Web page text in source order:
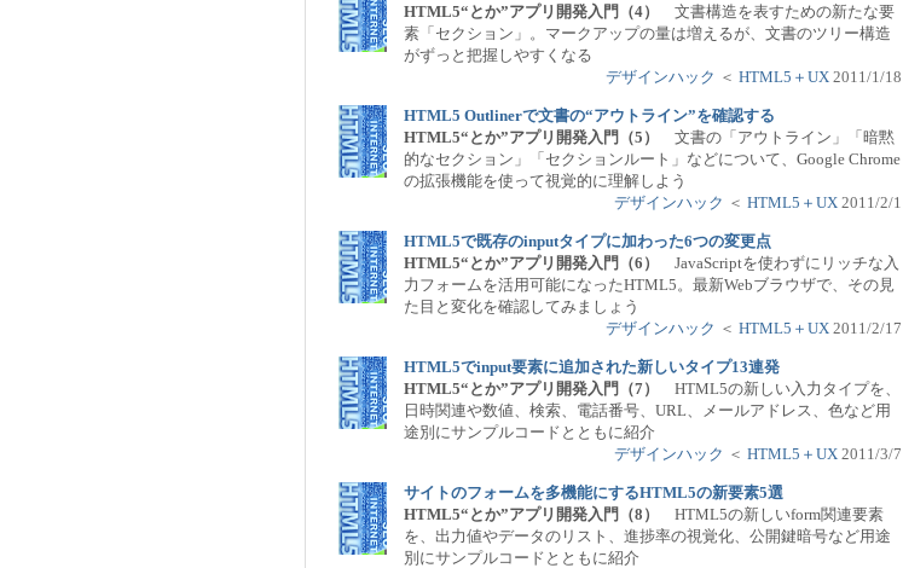
HTML5“とか”アプリ開発入門（4） 文書構造を表すための新たな要
素「セクション」。マークアップの量は増えるが、文書のツリー構造
がずっと把握しやすくなる
デザインハック ＜ HTML5＋UX 2011/1/18
HTML5 Outlinerで文書の“アウトライン”を確認する
HTML5“とか”アプリ開発入門（5） 文書の「アウトライン」「暗黙
的なセクション」「セクションルート」などについて、Google Chrome
の拡張機能を使って視覚的に理解しよう
デザインハック ＜ HTML5＋UX 2011/2/1
HTML5で既存のinputタイプに加わった6つの変更点
HTML5“とか”アプリ開発入門（6） JavaScriptを使わずにリッチな入
力フォームを活用可能になったHTML5。最新Webブラウザで、その見
た目と変化を確認してみましょう
デザインハック ＜ HTML5＋UX 2011/2/17
HTML5でinput要素に追加された新しいタイプ13連発
HTML5“とか”アプリ開発入門（7） HTML5の新しい入力タイプを、
日時関連や数値、検索、電話番号、URL、メールアドレス、色など用
途別にサンプルコードとともに紹介
デザインハック ＜ HTML5＋UX 2011/3/7
サイトのフォームを多機能にするHTML5の新要素5選
HTML5“とか”アプリ開発入門（8） HTML5の新しいform関連要素
を、出力値やデータのリスト、進捗率の視覚化、公開鍵暗号など用途
別にサンプルコードとともに紹介